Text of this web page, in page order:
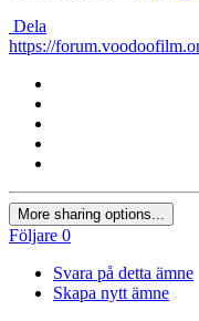
Dela
https://
More sharing options...
Följare 0
Svara på detta ämne
Skapa nytt ämne